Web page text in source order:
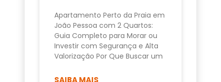
Apartamento Perto da Praia em
João Pessoa com 2 Quartos:
Guia Completo para Morar ou
Investir com Segurança e Alta
Valorização Por Que Buscar um